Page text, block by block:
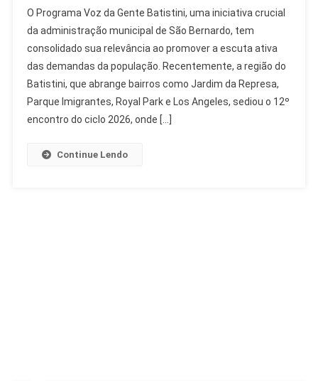
Voz
Da
Gente
Batistini:
População
Aprova
E
O Programa Voz da Gente Batistini, uma iniciativa crucial
da administração municipal de São Bernardo, tem
consolidado sua relevância ao promover a escuta ativa
das demandas da população. Recentemente, a região do
Batistini, que abrange bairros como Jardim da Represa,
Parque Imigrantes, Royal Park e Los Angeles, sediou o 12º
encontro do ciclo 2026, onde […]
Continue Lendo